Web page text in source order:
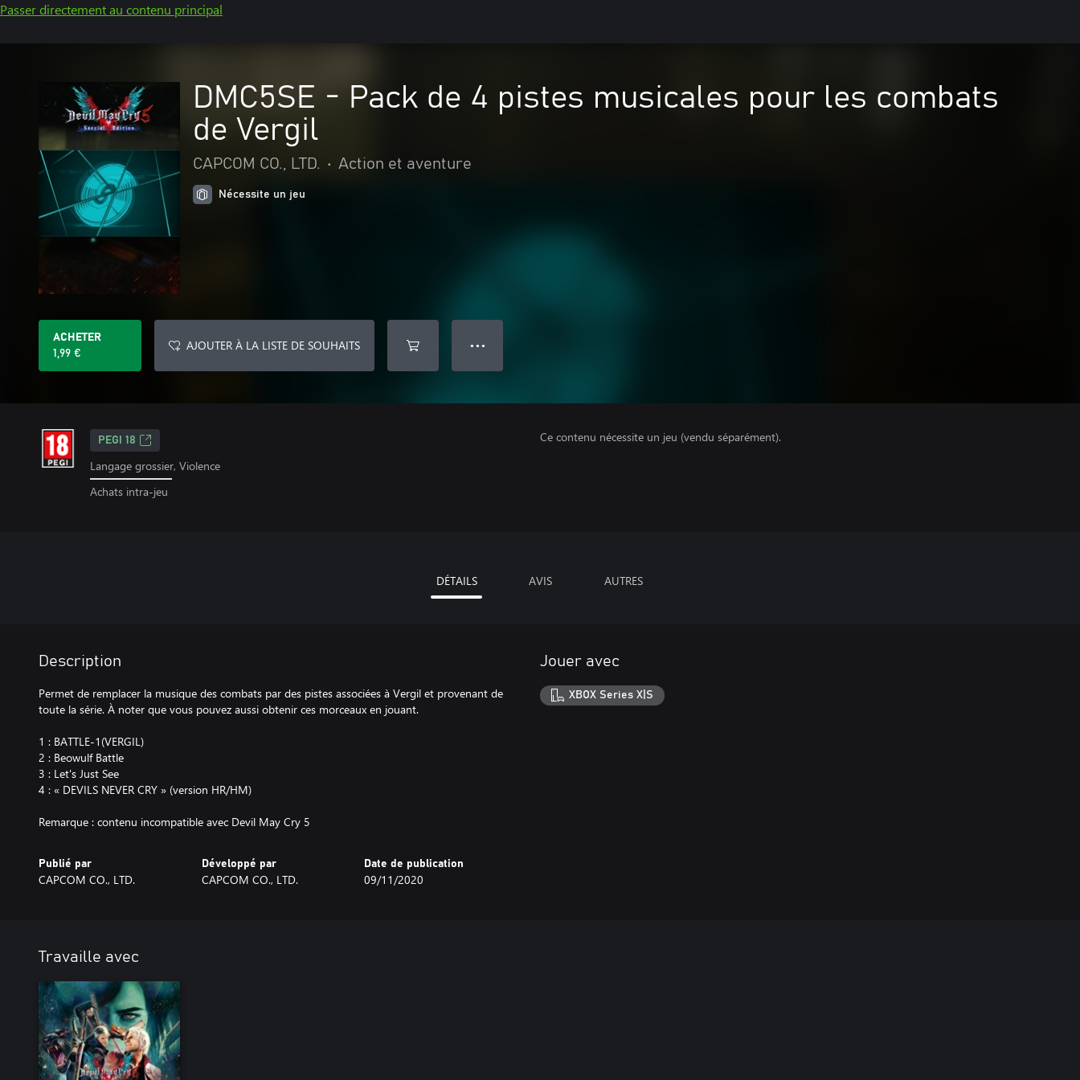
Passer directement au contenu principal
DMC5SE - Pack de 4 pistes musicales pour les combats
de Vergil
CAPCOM CO., LTD. • Action et aventure
Nécessite un jeu
ACHETER
1,99 €
AJOUTER À LA LISTE DE SOUHAITS ● ● ●
PEGI 18
Langage grossier, Violence
Achats intra-jeu
Ce contenu nécessite un jeu (vendu séparément).
DÉTAILS AVIS AUTRES
Description
Permet de remplacer la musique des combats par des pistes associées à Vergil et provenant de
toute la série. À noter que vous pouvez aussi obtenir ces morceaux en jouant.
1 : BATTLE-1(VERGIL)
2 : Beowulf Battle
3 : Let's Just See
4 : « DEVILS NEVER CRY » (version HR/HM)
Remarque : contenu incompatible avec Devil May Cry 5
Publié par
CAPCOM CO., LTD.
Développé par
CAPCOM CO., LTD.
Date de publication
09/11/2020
Jouer avec
XBOX Series X|S
Travaille avec